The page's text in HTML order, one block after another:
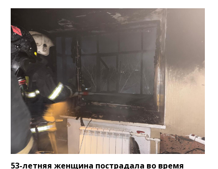
53-летняя женщина пострадала во время